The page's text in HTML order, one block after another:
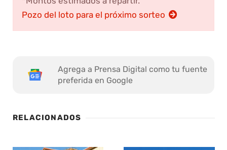
Pozo del loto para el próximo sorteo
Agrega a Prensa Digital como tu fuente
preferida en Google
RELACIONADOS